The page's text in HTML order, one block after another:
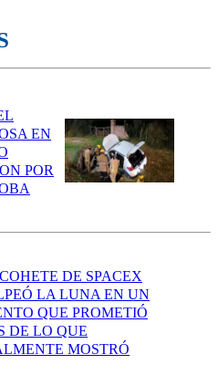
EN
POR
DE SPACEX
LA LUNA EN UN
QUE PROMETIÓ
DE LO QUE
MOSTRÓ